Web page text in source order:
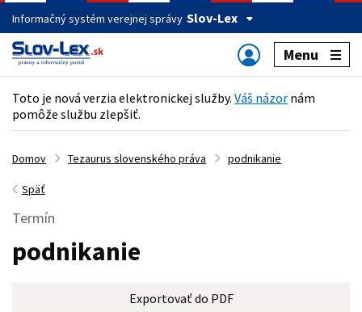
Informačný systém verejnej správy Slov-Lex
Menu
Toto je nová verzia elektronickej služby. Váš názor nám
pomôže službu zlepšiť.